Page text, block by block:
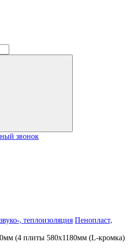
звонок
, теплоизоляция Пенопласт,
(4 плиты 580х1180мм (L-кромка)